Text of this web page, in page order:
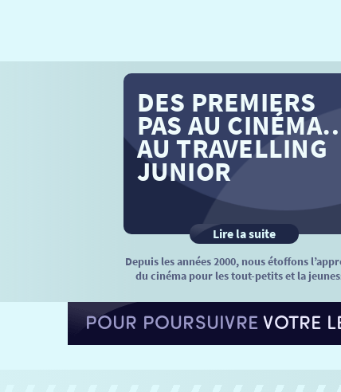
DES PREMIERS
PAS AU
AU TRAVELLING
JUNIOR
Lire la suite
Depuis les années 2000, nous étoffons
du cinéma pour les tout-petits et la
POUR POURSUIVREVOTRE